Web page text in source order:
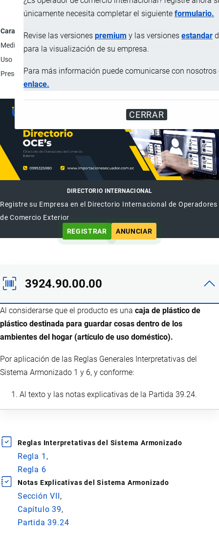
únicamente necesita completar el siguiente formulario.
Revise las versiones premium y las versiones estandar
para la visualización de su empresa.
Para más información puede comunicarse con nosotros
enlace.
CERRAR
Característica
Descripción
Medidas
Profundidad: 36 cm; Ancho: 53 cm; Altura: 30 cm;
Uso
Presentación
Unidades.
DIRECTORIO INTERNACIONAL
Registre su Empresa en el Directorio Internacional de Operadores
de Comercio Exterior
REGISTRAR
ANUNCIAR
3924.90.00.00
Al considerarse que el producto es una caja de plástico de
plástico destinada para guardar cosas dentro de los
ambientes del hogar (artículo de uso doméstico).
Por aplicación de las Reglas Generales Interpretativas del
Sistema Armonizado 1 y 6, y conforme:
Al texto y las notas explicativas de la Partida 39.24.
Reglas Interpretativas del Sistema Armonizado
Regla 1
Regla 6
Notas Explicativas del Sistema Armonizado
Sección VII
Capítulo 39
Partida 39.24